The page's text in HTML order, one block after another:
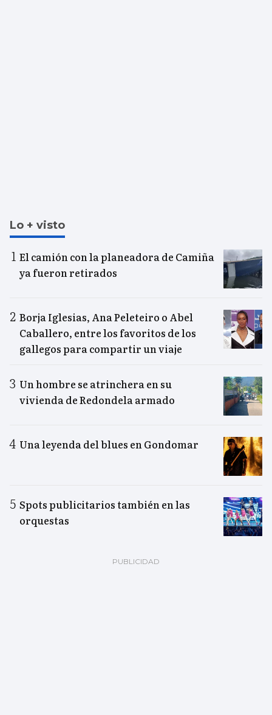
Lo + visto
El camión con la planeadora de Camiña
ya fueron retirados
Borja Iglesias, Ana Peleteiro o Abel
Caballero, entre los favoritos de los
gallegos para compartir un viaje
Un hombre se atrinchera en su
vivienda de Redondela armado
Una leyenda del blues en Gondomar
Spots publicitarios también en las
orquestas